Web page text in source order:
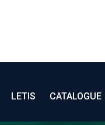
LETIS CATALOGUE